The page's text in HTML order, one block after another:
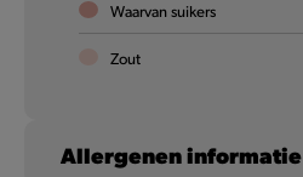
Waarvan suikers
Zout
Allergenen informatie